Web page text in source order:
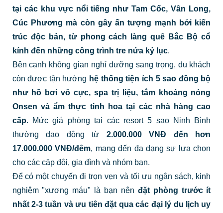
tại các khu vực nổi tiếng như Tam Cốc, Vân Long,
Cúc Phương mà còn gây ấn tượng mạnh bởi kiến
trúc độc bản, từ phong cách làng quê Bắc Bộ cổ
kính đến những công trình tre nứa kỷ lục.
Bên cạnh không gian nghỉ dưỡng sang trọng, du khách
còn được tận hưởng hệ thống tiện ích 5 sao đồng bộ
như hồ bơi vô cực, spa trị liệu, tắm khoáng nóng
Onsen và ẩm thực tinh hoa tại các nhà hàng cao
cấp. Mức giá phòng tại các resort 5 sao Ninh Bình
thường dao động từ 2.000.000 VNĐ đến hơn
17.000.000 VNĐ/đêm, mang đến đa dạng sự lựa chọn
cho các cặp đôi, gia đình và nhóm bạn.
Để có một chuyến đi trọn vẹn và tối ưu ngân sách, kinh
nghiệm "xương máu" là bạn nên đặt phòng trước ít
nhất 2-3 tuần và ưu tiên đặt qua các đại lý du lịch uy